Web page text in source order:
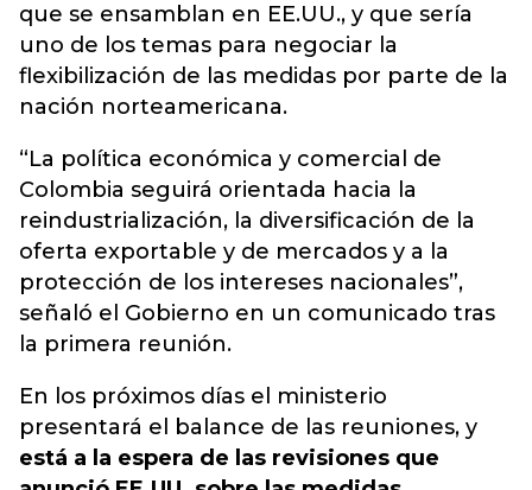
que se ensamblan en EE.UU., y que sería
uno de los temas para negociar la
flexibilización de las medidas por parte de la
nación norteamericana.
“La política económica y comercial de
Colombia seguirá orientada hacia la
reindustrialización, la diversificación de la
oferta exportable y de mercados y a la
protección de los intereses nacionales”,
señaló el Gobierno en un comunicado tras
la primera reunión.
En los próximos días el ministerio
presentará el balance de las reuniones, y
está a la espera de las revisiones que